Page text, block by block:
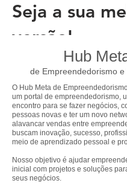
Seja a sua
versão!
Vamos andar de mãos
para você decidir qual
programa de coaching,
perfeitamente ao seu
vai mudar sua vida e
uma pessoa melhor,
completo.
O Coaching é um processo
transformação de
Hub
de Empreendedorismo e
O Hub Meta de
um portal de empreendedorismo,
encontro para se fazer negócios,
pessoas novas e ter um novo
alavancar vendas entre
buscam inovação, sucesso,
meio de aprendizado pessoal e
Nosso objetivo é ajudar
inicial com projetos e soluções
seus negócios.